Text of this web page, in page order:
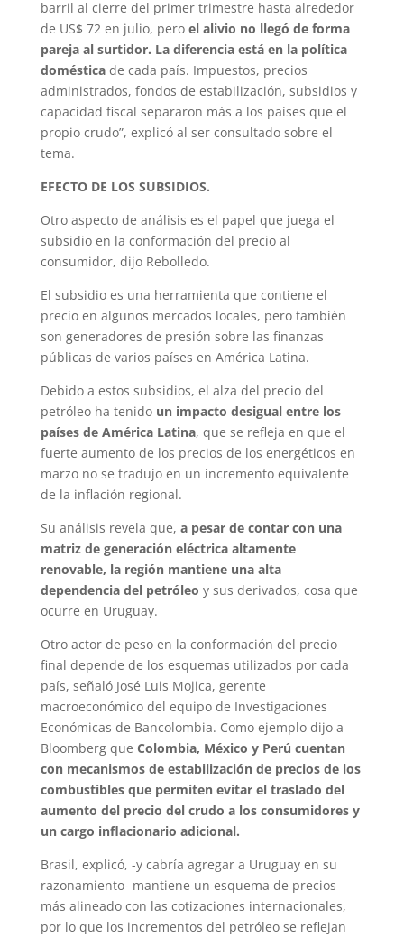
barril al cierre del primer trimestre hasta alrededor
de US$ 72 en julio, pero el alivio no llegó de forma
pareja al surtidor. La diferencia está en la política
domésticade cada país. Impuestos, precios
administrados, fondos de estabilización, subsidios y
capacidad fiscal separaron más a los países que el
propio crudo”, explicó al ser consultado sobre el
tema.
EFECTO DE LOS SUBSIDIOS.
Otro aspecto de análisis es el papel que juega el
subsidio en la conformación del precio al
consumidor, dijo Rebolledo.
El subsidio es una herramienta que contiene el
precio en algunos mercados locales, pero también
son generadores de presión sobre las finanzas
públicas de varios países en América Latina.
Debido a estos subsidios, el alza del precio del
petróleo ha tenido un impacto desigual entre los
países de América Latina, que se refleja en que el
fuerte aumento de los precios de los energéticos en
marzo no se tradujo en un incremento equivalente
de la inflación regional.
Su análisis revela que, a pesar de contar con una
matriz de generación eléctrica altamente
renovable, la región mantiene una alta
dependencia del petróleo y sus derivados, cosa que
ocurre en Uruguay.
Otro actor de peso en la conformación del precio
final depende de los esquemas utilizados por cada
país, señaló José Luis Mojica, gerente
macroeconómico del equipo de Investigaciones
Económicas de Bancolombia. Como ejemplo dijo a
Bloomberg que Colombia, México y Perú cuentan
con mecanismos de estabilización de precios de los
combustibles que permiten evitar el traslado del
aumento del precio del crudo a los consumidores y
un cargo inflacionario adicional.
Brasil, explicó, -y cabría agregar a Uruguay en su
razonamiento- mantiene un esquema de precios
más alineado con las cotizaciones internacionales,
por lo que los incrementos del petróleo se reflejan